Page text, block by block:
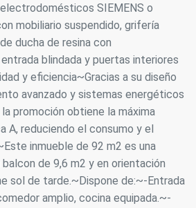
electrodomésticos SIEMENS o
mobiliario suspendido, grifería
ducha de resina con
blindada y puertas interiores
y eficiencia~Gracias a su diseño
avanzado y sistemas energéticos
promoción obtiene la máxima
A, reduciendo el consumo y el
inmueble de 92 m2 es una
de 9,6 m2 y en orientación
sol de tarde.~Dispone de:~-Entrada
amplio, cocina equipada.~-